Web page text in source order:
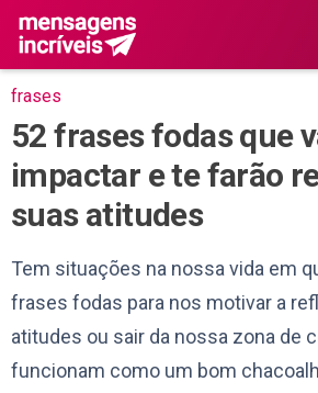
frases
52 frases fodas que
impactar e te farão
suas atitudes
Tem situações na nossa vida em
frases fodas para nos motivar a
atitudes ou sair da nossa zona de
funcionam como um bom